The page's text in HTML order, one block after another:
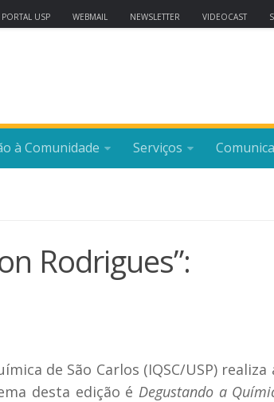
PORTAL USP WEBMAIL NEWSLETTER VIDEOCAST
à Comunidade Serviços
Rodrigues”:
de São Carlos (IQSC/USP) realiza
desta edição é Degustando a